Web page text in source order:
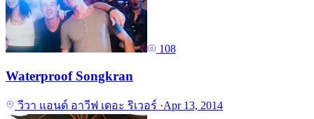
108
Waterproof Songkran
วีวา แอนด์ อาวีฟ เดอะ ริเวอร์ ·Apr 13, 2014